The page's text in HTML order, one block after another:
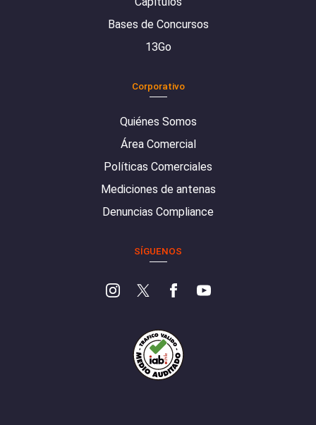
Bases de Concursos
13Go
Corporativo
Quiénes Somos
Área Comercial
Políticas Comerciales
Mediciones de antenas
Denuncias Compliance
SÍGUENOS